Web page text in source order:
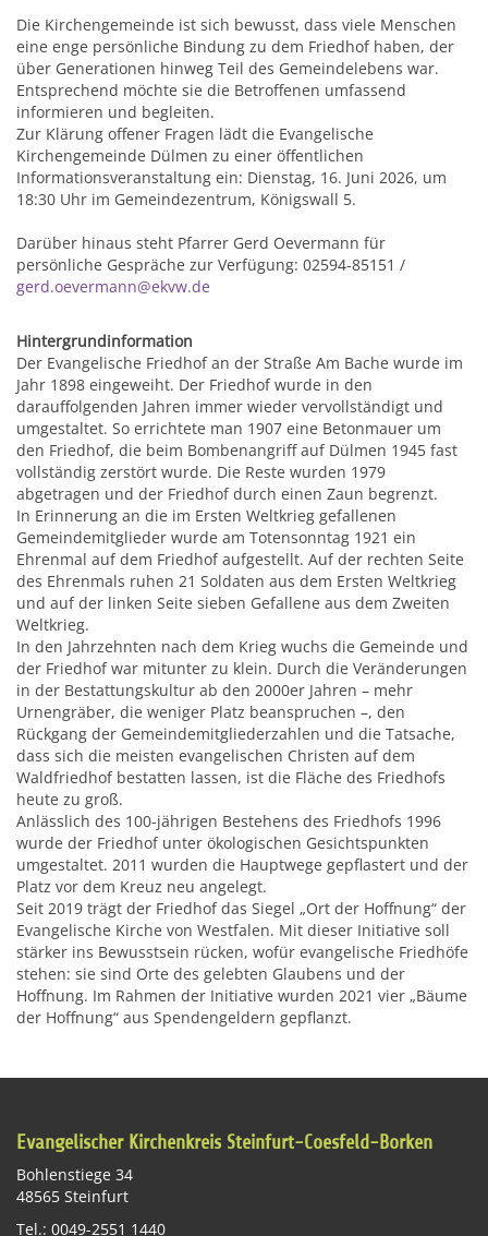
Die Kirchengemeinde ist sich bewusst, dass viele Menschen
eine enge persönliche Bindung zu dem Friedhof haben, der
über Generationen hinweg Teil des Gemeindelebens war.
Entsprechend möchte sie die Betroffenen umfassend
informieren und begleiten.
Zur Klärung offener Fragen lädt die Evangelische
Kirchengemeinde Dülmen zu einer öffentlichen
Informationsveranstaltung ein: Dienstag, 16. Juni 2026, um
18:30 Uhr im Gemeindezentrum, Königswall 5.
Darüber hinaus steht Pfarrer Gerd Oevermann für
persönliche Gespräche zur Verfügung: 02594-85151 /
gerd.oevermann@ekvw.de
Hintergrundinformation
Der Evangelische Friedhof an der Straße Am Bache wurde im
Jahr 1898 eingeweiht. Der Friedhof wurde in den
darauffolgenden Jahren immer wieder vervollständigt und
umgestaltet. So errichtete man 1907 eine Betonmauer um
den Friedhof, die beim Bombenangriff auf Dülmen 1945 fast
vollständig zerstört wurde. Die Reste wurden 1979
abgetragen und der Friedhof durch einen Zaun begrenzt.
In Erinnerung an die im Ersten Weltkrieg gefallenen
Gemeindemitglieder wurde am Totensonntag 1921 ein
Ehrenmal auf dem Friedhof aufgestellt. Auf der rechten Seite
des Ehrenmals ruhen 21 Soldaten aus dem Ersten Weltkrieg
und auf der linken Seite sieben Gefallene aus dem Zweiten
Weltkrieg.
In den Jahrzehnten nach dem Krieg wuchs die Gemeinde und
der Friedhof war mitunter zu klein. Durch die Veränderungen
in der Bestattungskultur ab den 2000er Jahren – mehr
Urnengräber, die weniger Platz beanspruchen –, den
Rückgang der Gemeindemitgliederzahlen und die Tatsache,
dass sich die meisten evangelischen Christen auf dem
Waldfriedhof bestatten lassen, ist die Fläche des Friedhofs
heute zu groß.
Anlässlich des 100-jährigen Bestehens des Friedhofs 1996
wurde der Friedhof unter ökologischen Gesichtspunkten
umgestaltet. 2011 wurden die Hauptwege gepflastert und der
Platz vor dem Kreuz neu angelegt.
Seit 2019 trägt der Friedhof das Siegel „Ort der Hoffnung“ der
Evangelische Kirche von Westfalen. Mit dieser Initiative soll
stärker ins Bewusstsein rücken, wofür evangelische Friedhöfe
stehen: sie sind Orte des gelebten Glaubens und der
Hoffnung. Im Rahmen der Initiative wurden 2021 vier „Bäume
der Hoffnung“ aus Spendengeldern gepflanzt.
Evangelischer Kirchenkreis Steinfurt-Coesfeld-Borken
Bohlenstiege 34
48565 Steinfurt
Tel.: 0049-2551 1440